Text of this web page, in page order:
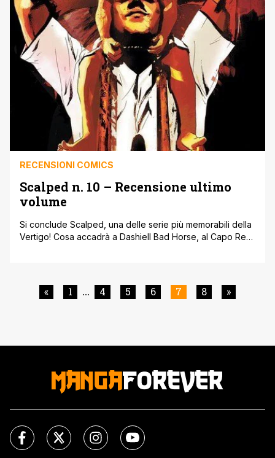
RECENSIONI COMICS
Scalped n. 10 – Recensione ultimo
volume
Si conclude Scalped, una delle serie più memorabili della
Vertigo! Cosa accadrà a Dashiell Bad Horse, al Capo Red
Pista Autori: Jason Aaron (testi), R.M. [']
« 1 ... 4 5 6 7 8 »